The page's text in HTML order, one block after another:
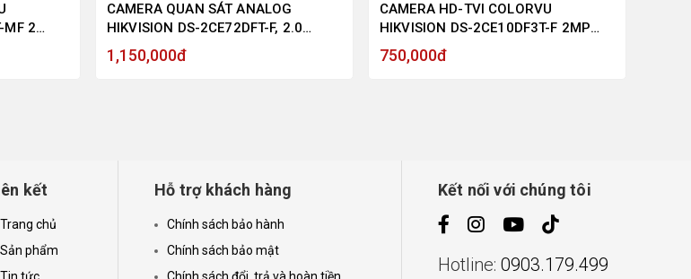
MF 2
- HÀNG
CAMERA QUAN SÁT ANALOG
HIKVISION DS-2CE72DFT-F, 2.0
MEGAPIXEL, CÓ MÀU BAN ĐÊM, HỖ
TRỢ ĐÈN TRỢ SÁNG 20M
1,150,000đ
CAMERA HD-TVI COLORVU
HIKVISION DS-2CE10DF3T-F 2MP
1080P VỎ SẮT, MÀU SẮC 24/7 -
HÀNG CHÍNH HÃNG
750,000đ
kết
Trang chủ
Sản phẩm
Hỗ trợ khách hàng
Chính sách bảo hành
Chính sách bảo mật
Kết nối với chúng tôi
Hotline: 0903.179.499